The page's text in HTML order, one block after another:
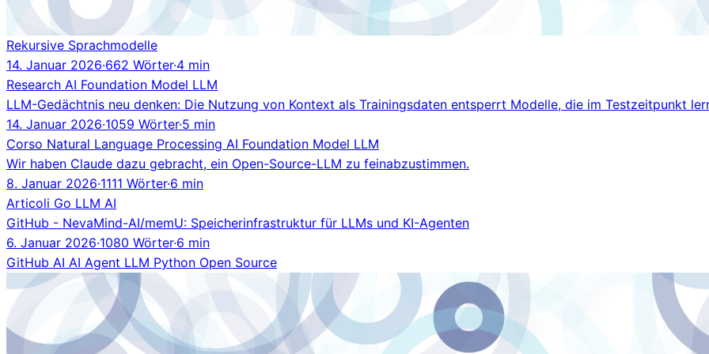
Rekursive Sprachmodelle
14. Januar 2026·662 Wörter·4 min
Research AI Foundation Model LLM
LLM-Gedächtnis neu denken: Die Nutzung von Kontext als Trainingsdaten entsperrt Modelle, die im Testzeitpunkt
14. Januar 2026·1059 Wörter·5 min
Corso Natural Language Processing AI Foundation Model LLM
Wir haben Claude dazu gebracht, ein Open-Source-LLM zu feinabzustimmen.
8. Januar 2026·1111 Wörter·6 min
Articoli Go LLM AI
GitHub - NevaMind-AI/memU: Speicherinfrastruktur für LLMs und KI-Agenten
6. Januar 2026·1080 Wörter·6 min
GitHub AI AI Agent LLM Python Open Source